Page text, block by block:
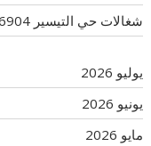
شغالات حي التيسير 0562346904
يوليو 2026
يونيو 2026
مايو 2026